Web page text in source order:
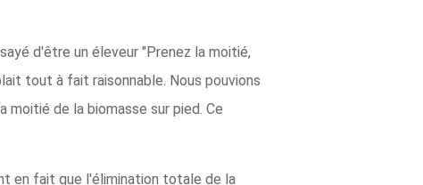
d'être un éleveur "Prenez la moitié,
tout à fait raisonnable. Nous pouvions
moitié de la biomasse sur pied. Ce
en fait que l'élimination totale de la